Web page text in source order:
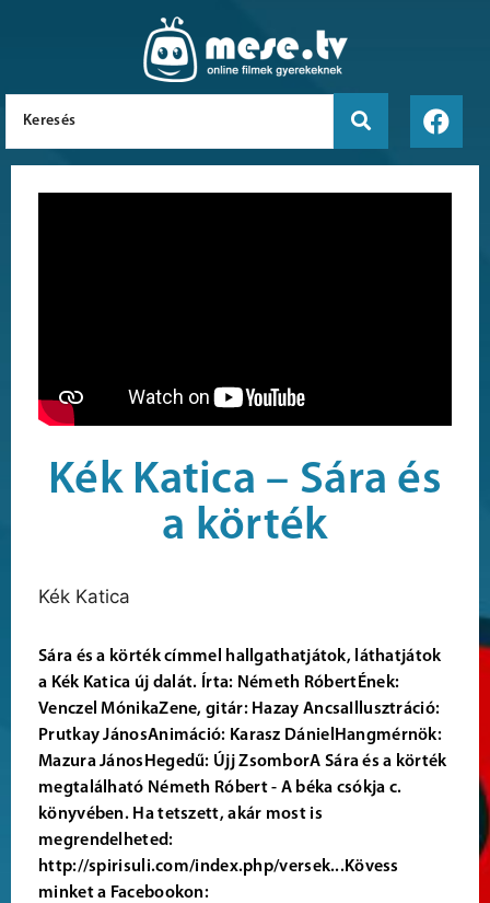
Kék Katica – Sára és
a körték
Kék Katica
Sára és a körték címmel hallgathatjátok, láthatjátok
a Kék Katica új dalát. Írta: Németh RóbertÉnek:
Venczel MónikaZene, gitár: Hazay AncsaIllusztráció:
Prutkay JánosAnimáció: Karasz DánielHangmérnök:
Mazura JánosHegedű: Újj ZsomborA Sára és a körték
megtalálható Németh Róbert - A béka csókja c.
könyvében. Ha tetszett, akár most is
megrendelheted:
http://spirisuli.com/index.php/versek...Kövess
minket a Facebookon: